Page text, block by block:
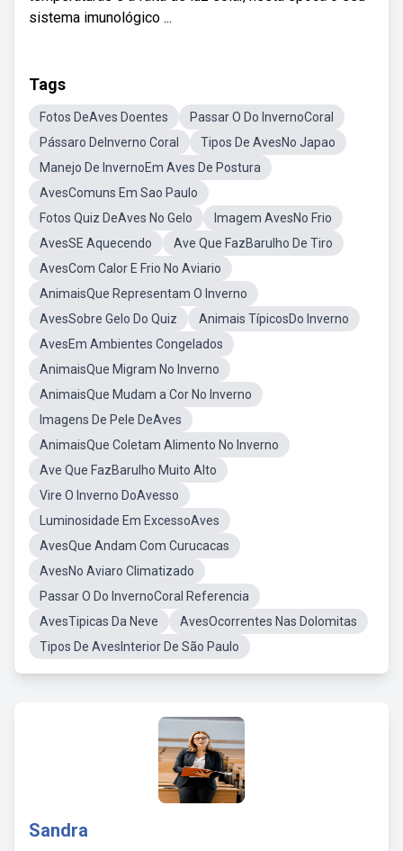
sistema imunológico ...
Tags
Fotos DeAves Doentes
Passar O Do InvernoCoral
Pássaro DeInverno Coral
Tipos De AvesNo Japao
Manejo De InvernoEm Aves De Postura
AvesComuns Em Sao Paulo
Fotos Quiz DeAves No Gelo
Imagem AvesNo Frio
AvesSE Aquecendo
Ave Que FazBarulho De Tiro
AvesCom Calor E Frio No Aviario
AnimaisQue Representam O Inverno
AvesSobre Gelo Do Quiz
Animais TípicosDo Inverno
AvesEm Ambientes Congelados
AnimaisQue Migram No Inverno
AnimaisQue Mudam a Cor No Inverno
Imagens De Pele DeAves
AnimaisQue Coletam Alimento No Inverno
Ave Que FazBarulho Muito Alto
Vire O Inverno DoAvesso
Luminosidade Em ExcessoAves
AvesQue Andam Com Curucacas
AvesNo Aviaro Climatizado
Passar O Do InvernoCoral Referencia
AvesTipicas Da Neve
AvesOcorrentes Nas Dolomitas
Tipos De AvesInterior De São Paulo
Sandra